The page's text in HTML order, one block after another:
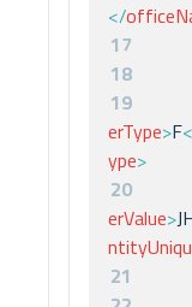
</
17
18
19
erType>F
ype>
20
erValue>
21